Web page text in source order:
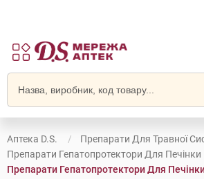
Аптека D.S.
Препарати Для Травної
Препарати Гепатопротектори Для Печінки
Препарати Гепатопротектори Для